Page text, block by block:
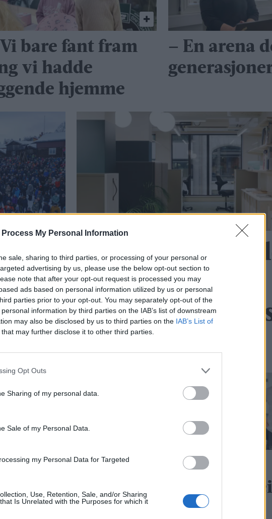
Process My Personal Information
sale, sharing to third parties, or processing of your personal or
advertising by us, please use the below opt-out section to
note that after your opt-out request is processed you may
ads based on personal information utilized by us or personal
parties prior to your opt-out. You may separately opt-out of the
information by third parties on the IAB’s list of downstream
may also be disclosed by us to third parties on the IAB’s List of
that may further disclose it to other third parties.
Opt Outs
Sharing of my personal data.
Sale of my Personal Data.
my Personal Data for Targeted
Use, Retention, Sale, and/or Sharing
Is Unrelated with the Purposes for which it
bare fant fram
vi hadde
hjemme
– En arena
Gjenbruker
Røros-stoler i ny
møteplass for
og arkitektur
samarbeid
gjenbruksaktør
En ny æra i